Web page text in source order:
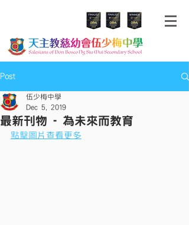
Post
最新刊物 - 為未來而教育
伍少梅中學
Dec 5, 2019
點擊圖片查看更多